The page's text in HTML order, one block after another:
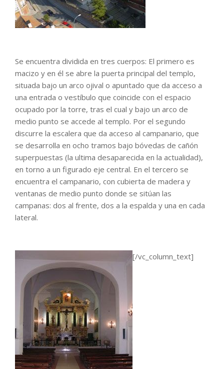
Se encuentra dividida en tres cuerpos: El primero es
macizo y en él se abre la puerta principal del templo,
situada bajo un arco ojival o apuntado que da acceso a
una entrada o vestíbulo que coincide con el espacio
ocupado por la torre, tras el cual y bajo un arco de
medio punto se accede al templo. Por el segundo
discurre la escalera que da acceso al campanario, que
se desarrolla en ocho tramos bajo bóvedas de cañón
superpuestas (la ultima desaparecida en la actualidad),
en torno a un figurado eje central. En el tercero se
encuentra el campanario, con cubierta de madera y
ventanas de medio punto donde se sitúan las
campanas: dos al frente, dos a la espalda y una en cada
lateral.
[/vc_column_text]